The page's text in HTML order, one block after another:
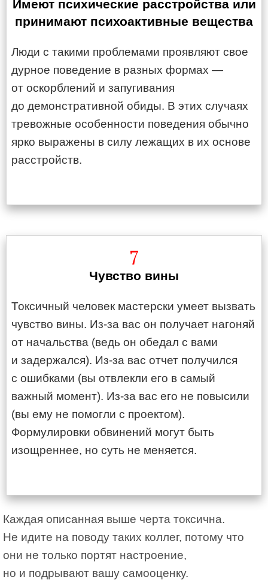
Имеют психические расстройства или
принимают психоактивные вещества
Люди с такими проблемами проявляют свое
дурное поведение в разных формах —
от оскорблений и запугивания
до демонстративной обиды. В этих случаях
тревожные особенности поведения обычно
ярко выражены в силу лежащих в их основе
расстройств.
7
Чувство вины
Токсичный человек мастерски умеет вызвать
чувство вины. Из-за вас он получает нагоняй
от начальства (ведь он обедал с вами
и задержался). Из-за вас отчет получился
с ошибками (вы отвлекли его в самый
важный момент). Из-за вас его не повысили
(вы ему не помогли с проектом).
Формулировки обвинений могут быть
изощреннее, но суть не меняется.
Каждая описанная выше черта токсична.
Не идите на поводу таких коллег, потому что
они не только портят настроение,
но и подрывают вашу самооценку.